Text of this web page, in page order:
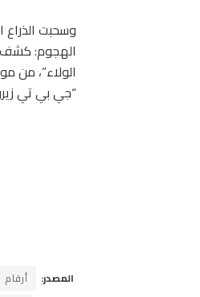
وسحبت الذراع
الهجوم: كشف
الولاء”، من
“جي بي تي
المصدر:
أرقام